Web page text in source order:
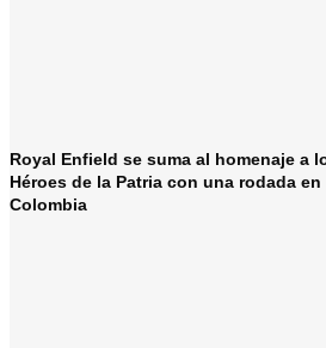
Royal Enfield se suma al homenaje a
Héroes de la Patria con una rodada en
Colombia